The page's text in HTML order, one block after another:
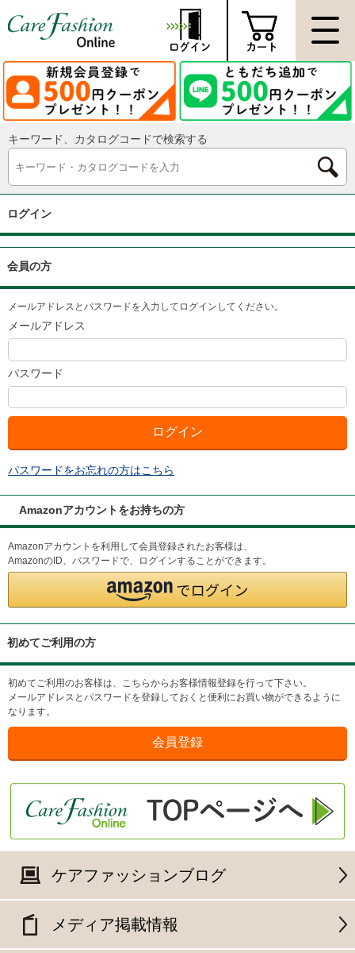
キーワード、カタログコードで検索する
ログイン
会員の方
メールアドレスとパスワードを入力してログインしてください。
メールアドレス
パスワード
パスワードをお忘れの方はこちら
Amazonアカウントをお持ちの方
Amazonアカウントを利用して会員登録されたお客様は、
AmazonのID、パスワードで、ログインすることができます。
初めてご利用の方
初めてご利用のお客様は、こちらからお客様情報登録を行って下さい。
メールアドレスとパスワードを登録しておくと便利にお買い物ができるように
なります。
ケアファッションブログ
メディア掲載情報